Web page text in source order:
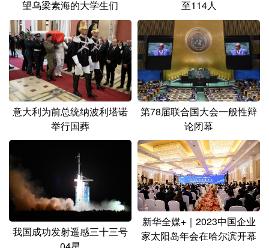
望乌梁素海的大学生们
至114人
意大利为前总统纳波利塔诺
举行国葬
第78届联合国大会一般性辩
论闭幕
我国成功发射遥感三十三号
新华全媒+｜2023中国企业
家太阳岛年会在哈尔滨开幕